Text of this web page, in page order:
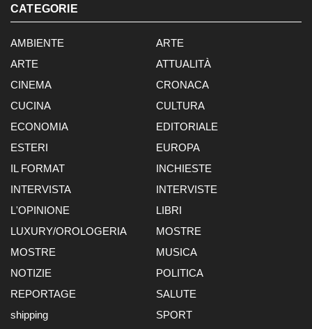
CATEGORIE
AMBIENTE
ARTE
ARTE
ATTUALITÀ
CINEMA
CRONACA
CUCINA
CULTURA
ECONOMIA
EDITORIALE
ESTERI
EUROPA
IL FORMAT
INCHIESTE
INTERVISTA
INTERVISTE
L'OPINIONE
LIBRI
LUXURY/OROLOGERIA
MOSTRE
MOSTRE
MUSICA
NOTIZIE
POLITICA
REPORTAGE
SALUTE
shipping
SPORT